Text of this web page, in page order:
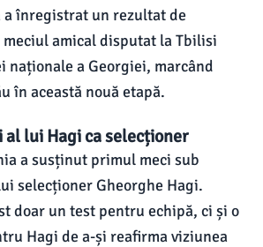
a înregistrat un rezultat de
amical disputat la Tbilisi
naționale a Georgiei, marcând
în această nouă etapă.
lui Hagi ca selecționer
a susținut primul meci sub
selecționer Gheorghe Hagi.
doar un test pentru echipă, ci și o
Hagi de a-și reafirma viziunea